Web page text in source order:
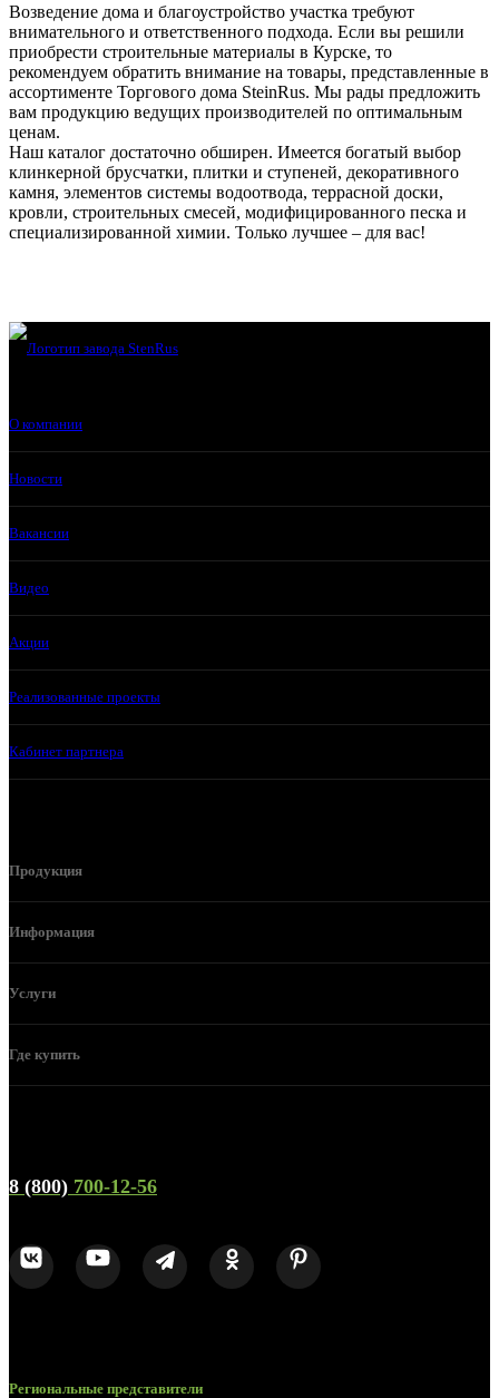
Возведение дома и благоустройство участка требуют
внимательного и ответственного подхода. Если вы решили
приобрести строительные материалы в Курске, то
рекомендуем обратить внимание на товары, представленные в
ассортименте Торгового дома SteinRus. Мы рады предложить
вам продукцию ведущих производителей по оптимальным
ценам.
Наш каталог достаточно обширен. Имеется богатый выбор
клинкерной брусчатки, плитки и ступеней, декоративного
камня, элементов системы водоотвода, террасной доски,
кровли, строительных смесей, модифицированного песка и
специализированной химии. Только лучшее – для вас!
О компании
Новости
Вакансии
Видео
Акции
Реализованные проекты
Кабинет партнера
Продукция
Информация
Услуги
Где купить
8 (800) 700-12-56
Региональные представители